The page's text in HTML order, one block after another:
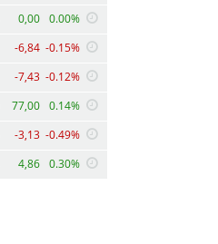
0,00 0.00%
-6,84 -0.15%
-7,43 -0.12%
77,00 0.14%
-3,13 -0.49%
4,86 0.30%